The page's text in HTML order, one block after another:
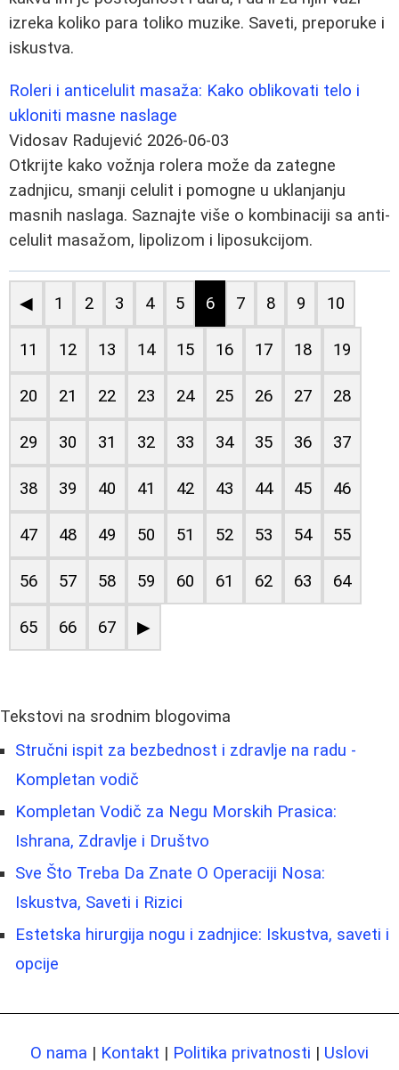
izreka koliko para toliko muzike. Saveti, preporuke i
iskustva.
Roleri i anticelulit masaža: Kako oblikovati telo i
ukloniti masne naslage
Vidosav Radujević 2026-06-03
Otkrijte kako vožnja rolera može da zategne
zadnjicu, smanji celulit i pomogne u uklanjanju
masnih naslaga. Saznajte više o kombinaciji sa anti-
celulit masažom, lipolizom i liposukcijom.
◀ 1 2 3 4 5 6 7 8 9 10
11 12 13 14 15 16 17 18 19
20 21 22 23 24 25 26 27 28
29 30 31 32 33 34 35 36 37
38 39 40 41 42 43 44 45 46
47 48 49 50 51 52 53 54 55
56 57 58 59 60 61 62 63 64
65 66 67 ▶
Tekstovi na srodnim blogovima
Stručni ispit za bezbednost i zdravlje na radu -
Kompletan vodič
Kompletan Vodič za Negu Morskih Prasica:
Ishrana, Zdravlje i Društvo
Sve Što Treba Da Znate O Operaciji Nosa:
Iskustva, Saveti i Rizici
Estetska hirurgija nogu i zadnjice: Iskustva, saveti i
opcije
O nama | Kontakt | Politika privatnosti | Uslovi